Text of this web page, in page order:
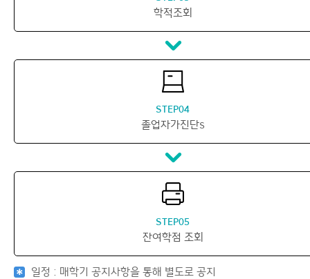
학적조회
STEP04
졸업자가진단s
STEP05
잔여학점 조회
일정 : 매학기 공지사항을 통해 별도로 공지